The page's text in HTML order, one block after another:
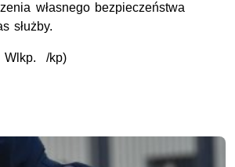
własnego bezpieczeństwa
służby.
Wlkp. /kp)